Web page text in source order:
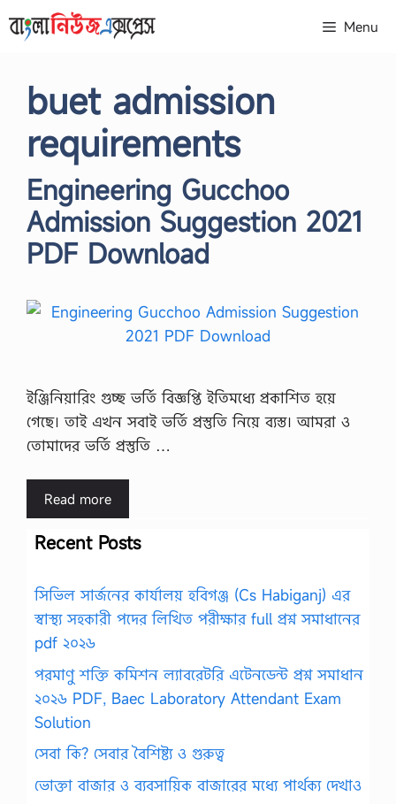
to
Menu
buet admission
requirements
Engineering Gucchoo
Admission Suggestion 2021
PDF Download
ইঞ্জিনিয়ারিং গুচ্ছ ভর্তি বিজ্ঞপ্তি ইতিমধ্যে প্রকাশিত হয়ে
গেছে। তাই এখন সবাই ভর্তি প্রস্তুতি নিয়ে ব্যস্ত। আমরা ও
তোমাদের ভর্তি প্রস্তুতি …
Read more
Recent Posts
সিভিল সার্জনের কার্যালয় হবিগঞ্জ (Cs Habiganj) এর
স্বাস্থ্য সহকারী পদের লিখিত পরীক্ষার full প্রশ্ন সমাধানের
pdf ২০২৬
পরমাণু শক্তি কমিশন ল্যাবরেটরি এটেনডেন্ট প্রশ্ন সমাধান
২০২৬ PDF, Baec Laboratory Attendant Exam
Solution
সেবা কি? সেবার বৈশিষ্ট্য ও গুরুত্ব
ভোক্তা বাজার ও ব্যবসায়িক বাজারের মধ্যে পার্থক্য দেখাও